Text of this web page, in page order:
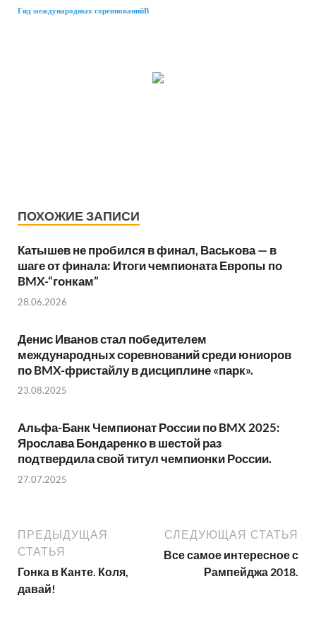
Гид международных соревнованийВ
ПОХОЖИЕ ЗАПИСИ
Катышев не пробился в финал, Васькова — в
шаге от финала: Итоги чемпионата Европы по
BMX-“гонкам”
28.06.2026
Денис Иванов стал победителем
международных соревнований среди юниоров
по BMX-фристайлу в дисциплине «парк».
23.08.2025
Альфа-Банк Чемпионат России по BMX 2025:
Ярослава Бондаренко в шестой раз
подтвердила свой титул чемпионки России.
27.07.2025
ПРЕДЫДУЩАЯ
СТАТЬЯ
Гонка в Канте. Коля,
давай!
СЛЕДУЮЩАЯ СТАТЬЯ
Все самое интересное с
Рампейджа 2018.